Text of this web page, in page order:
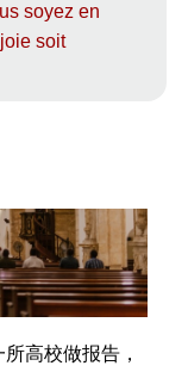
soyez en
soit
高校做报告，